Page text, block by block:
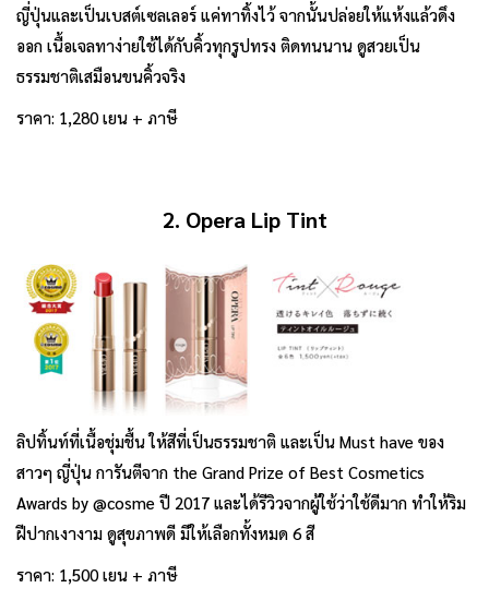
ญี่ปุ่นและเป็นเบสต์เซลเลอร์ แค่ทาทิ้งไว้ จากนั้นปล่อยให้แห้งแล้วดึง
ออก เนื้อเจลทาง่ายใช้ได้กับคิ้วทุกรูปทรง ติดทนนาน ดูสวยเป็น
ธรรมชาติเสมือนขนคิ้วจริง
ราคา: 1,280 เยน + ภาษี
2. Opera Lip Tint
ลิปทิ้นท์ที่เนื้อชุ่มชื้น ให้สีที่เป็นธรรมชาติ และเป็น Must have ของ
สาวๆ ญี่ปุ่น การันตีจาก the Grand Prize of Best Cosmetics
Awards by @cosme ปี 2017 และได้รีวิวจากผู้ใช้ว่าใช้ดีมาก ทำให้ริม
ฝีปากเงางาม ดูสุขภาพดี มีให้เลือกทั้งหมด 6 สี
ราคา: 1,500 เยน + ภาษี